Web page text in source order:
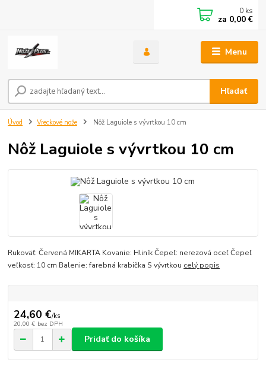
Menu
Hľadať
0 ks
za 0,00 €
Úvod Vreckové nože Nôž Laguiole s vývrtkou 10 cm
Nôž Laguiole s vývrtkou 10 cm
Rukoväť: Červená MIKARTA Kovanie: Hliník Čepeľ: nerezová oceľ Čepeľ
veľkosť: 10 cm Balenie: farebná krabička S vývrtkou celý popis
24,60 €/ks
20,00 € bez DPH
Pridať do košíka